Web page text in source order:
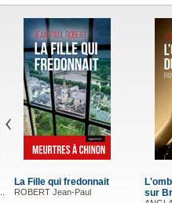
L'ombre du crime, panique
sur Brive
Sortie
JUNG